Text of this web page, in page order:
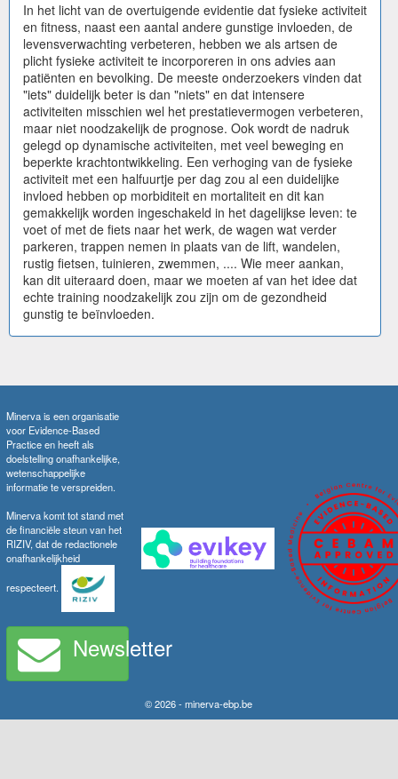
In het licht van de overtuigende evidentie dat fysieke activiteit
en fitness, naast een aantal andere gunstige invloeden, de
levensverwachting verbeteren, hebben we als artsen de
plicht fysieke activiteit te incorporeren in ons advies aan
patiënten en bevolking. De meeste onderzoekers vinden dat
"iets" duidelijk beter is dan "niets" en dat intensere
activiteiten misschien wel het prestatievermogen verbeteren,
maar niet noodzakelijk de prognose. Ook wordt de nadruk
gelegd op dynamische activiteiten, met veel beweging en
beperkte krachtontwikkeling. Een verhoging van de fysieke
activiteit met een halfuurtje per dag zou al een duidelijke
invloed hebben op morbiditeit en mortaliteit en dit kan
gemakkelijk worden ingeschakeld in het dagelijkse leven: te
voet of met de fiets naar het werk, de wagen wat verder
parkeren, trappen nemen in plaats van de lift, wandelen,
rustig fietsen, tuinieren, zwemmen, .... Wie meer aankan,
kan dit uiteraard doen, maar we moeten af van het idee dat
echte training noodzakelijk zou zijn om de gezondheid
gunstig te beïnvloeden.
Minerva is een organisatie
voor Evidence-Based
Practice en heeft als
doelstelling onafhankelijke,
wetenschappelijke
informatie te verspreiden.
Minerva komt tot stand met
de financiële steun van het
RIZIV, dat de redactionele
onafhankelijkheid
respecteert.
Newsletter
© 2026 - minerva-ebp.be